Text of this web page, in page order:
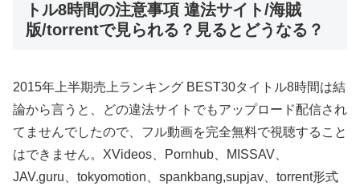
トル8時間の注意事項 違法サイト/海賊
版/torrentで見られる？見るとどうなる？
2015年上半期売上ランキング BEST30タイトル8時間は結
論から言うと、どの違法サイトでもアップロード配信され
てませんでしたので、フル動画を完全無料で視聴すること
はできません。XVideos、Pornhub、MISSAV、
JAV.guru、tokyomotion、spankbang,supjav、torrent形式